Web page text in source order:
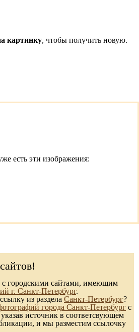
картинку, чтобы получить новую.
есть эти изображения:
с городскими сайтами, имеющим
г. Санкт-Петербург.
из раздела Санкт-Петербург?
города Санкт-Петербург с
источник в соответсвующем
и мы разместим ссылочку